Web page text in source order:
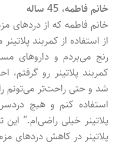
خانم فاطمه، 45 ساله
خانم فاطمه که از دردهای
از استفاده از کمربند
رنج می‌بردم و داروهای
کمربند پلاتینر رو
شد و حتی راحت‌تر می‌تونم
استفاده کنم و هیچ
پلاتینر خیلی راضی‌ام.”
پلاتینر در کاهش دردهای